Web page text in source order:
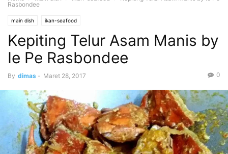
Rasbondee
main dish ikan-seafood
Kepiting Telur Asam Manis by
Ie Pe Rasbondee
By dimas - Maret 28, 2017 0